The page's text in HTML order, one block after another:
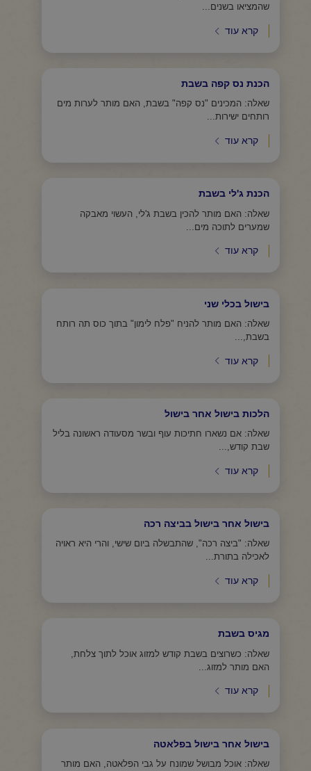
שהמציאו בשנים...
קרא עוד
הכנת נס קפה בשבת
שאלה: המכינים "נס קפה" בשבת, האם מותר לערות מים
רותחים ישירות...
קרא עוד
הכנת ג'לי בשבת
שאלה: האם מותר להכין בשבת ג'לי, העשוי מאבקה
שמערים לתוכה מים...
קרא עוד
בישול בכלי שני
שאלה: האם מותר להניח "פלח לימון" בתוך כוס תה רותח
בשבת,...
קרא עוד
הלכות בישול אחר בישול
שאלה: אם נשארו חתיכות עוף ובשר מסעודה ראשונה בליל
שבת קודש,...
קרא עוד
בישול אחר בישול בביצה רכה
שאלה: "ביצה רכה", שהתבשלה ביום שישי, והרי היא ראויה
לאכילה בתורת...
קרא עוד
מגיס בשבת
שאלה: כשרוצים בשבת קודש למזוג אוכל לתוך צלחת,
האם מותר למזוג...
קרא עוד
בישול אחר בישול בפלאטה
שאלה: אוכל מבושל שמונח על גבי הפלאטה, האם מותר